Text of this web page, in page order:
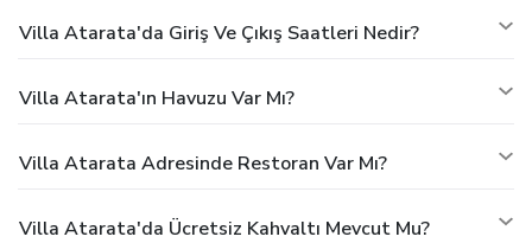
Villa Atarata'da Giriş Ve Çıkış Saatleri Nedir?
Villa Atarata'ın Havuzu Var Mı?
Villa Atarata Adresinde Restoran Var Mı?
Villa Atarata'da Ücretsiz Kahvaltı Mevcut Mu?